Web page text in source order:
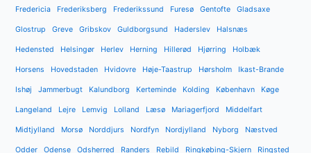
Fredericia Frederiksberg Frederikssund Furesø Gentofte Gladsaxe
Glostrup Greve Gribskov Guldborgsund Haderslev Halsnæs
Hedensted Helsingør Herlev Herning Hillerød Hjørring Holbæk
Horsens Hovedstaden Hvidovre Høje-Taastrup Hørsholm Ikast-Brande
Ishøj Jammerbugt Kalundborg Kerteminde Kolding København Køge
Langeland Lejre Lemvig Lolland Læsø Mariagerfjord Middelfart
Midtjylland Morsø Norddjurs Nordfyn Nordjylland Nyborg Næstved
Odder Odense Odsherred Randers Rebild Ringkøbing-Skjern Ringsted